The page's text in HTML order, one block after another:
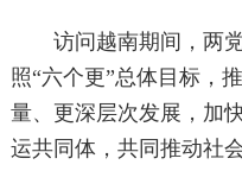
访问越南期间，两党
照“六个更”总体目标，
量、更深层次发展，加
运共同体，共同推动社